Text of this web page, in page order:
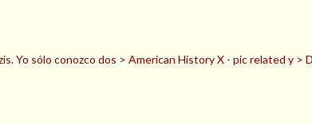
Yo sólo conozco dos > American History X - pic related y >